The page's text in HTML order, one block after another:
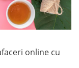
online cu